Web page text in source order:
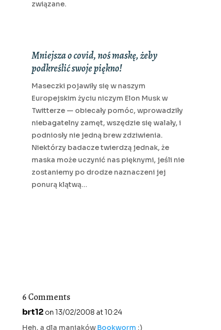
związane.
Mniejsza o covid, noś maskę, żeby
podkreślić swoje piękno!
Maseczki pojawiły się w naszym
Europejskim życiu niczym Elon Musk w
Twitterze — obiecały pomóc, wprowadziły
niebagatelny zamęt, wszędzie się walały, i
podniosły nie jedną brew zdziwienia.
Niektórzy badacze twierdzą jednak, że
maska może uczynić nas pięknymi, jeśli nie
zostaniemy po drodze naznaczeni jej
ponurą klątwą…
6 Comments
brt12 on 13/02/2008 at 10:24
Heh, a dla maniaków Bookworm :)